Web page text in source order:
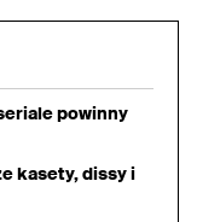
powinny
kasety, dissy i